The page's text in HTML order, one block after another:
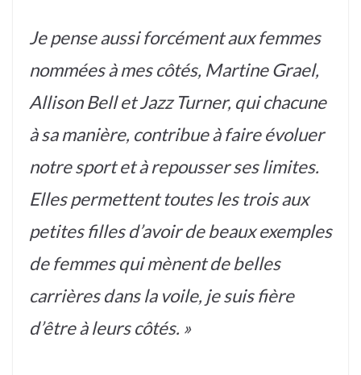
Je pense aussi forcément aux femmes
nommées à mes côtés, Martine Grael,
Allison Bell et Jazz Turner, qui chacune
à sa manière, contribue à faire évoluer
notre sport et à repousser ses limites.
Elles permettent toutes les trois aux
petites filles d’avoir de beaux exemples
de femmes qui mènent de belles
carrières dans la voile, je suis fière
d’être à leurs côtés. »